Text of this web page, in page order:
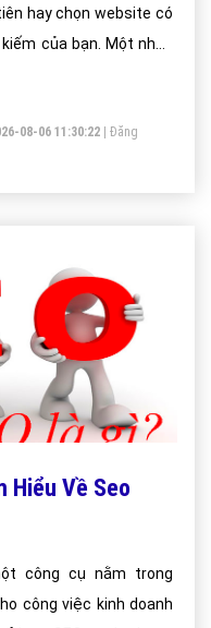
hay chọn website có
của bạn. Một nhân
08-06 11:30:22
Đăng
Hiểu Về Seo
công cụ nằm trong
công việc kinh doanh